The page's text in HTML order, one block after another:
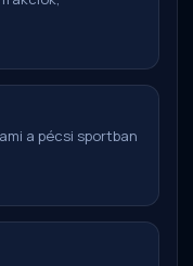
a pécsi sportban